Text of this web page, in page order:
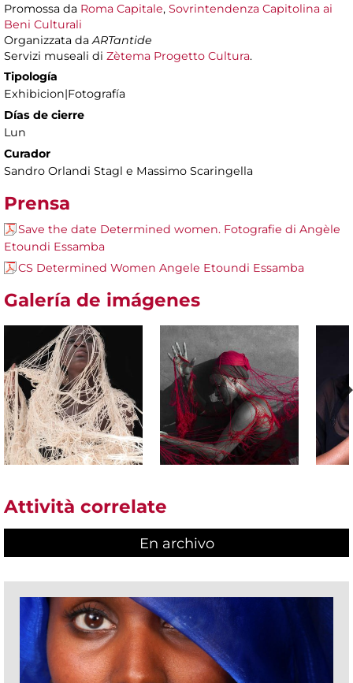
Promossa da Roma Capitale, Sovrintendenza Capitolina ai
Beni Culturali
Organizzata daARTantide
Servizi museali di Zètema Progetto Cultura.
Tipología
Exhibicion|Fotografía
Días de cierre
Lun
Curador
Sandro Orlandi Stagl e Massimo Scaringella
Prensa
Save the date Determined women. Fotografie di Angèle
Etoundi Essamba
CS Determined Women Angele Etoundi Essamba
Galería de imágenes
Attività correlate
En archivo